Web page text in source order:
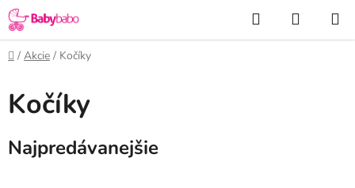
Prejsť
na
obsah
Hľadať
KOŠÍK
Domov
/ Akcie / Kočíky
Kočíky
Najpredávanejšie